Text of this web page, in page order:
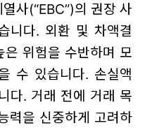
사(“EBC”)의 권장 사
니다. 외환 및 차액결
위험을 수반하며 모
수 있습니다. 손실액
다. 거래 전에 거래 목
력을 신중하게 고려하